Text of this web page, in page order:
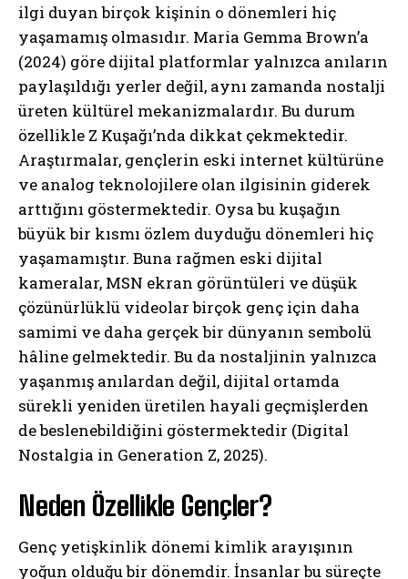
ilgi duyan birçok kişinin o dönemleri hiç
yaşamamış olmasıdır. Maria Gemma Brown’a
(2024) göre dijital platformlar yalnızca anıların
paylaşıldığı yerler değil, aynı zamanda nostalji
üreten kültürel mekanizmalardır. Bu durum
özellikle Z Kuşağı’nda dikkat çekmektedir.
Araştırmalar, gençlerin eski internet kültürüne
ve analog teknolojilere olan ilgisinin giderek
arttığını göstermektedir. Oysa bu kuşağın
büyük bir kısmı özlem duyduğu dönemleri hiç
yaşamamıştır. Buna rağmen eski dijital
kameralar, MSN ekran görüntüleri ve düşük
çözünürlüklü videolar birçok genç için daha
samimi ve daha gerçek bir dünyanın sembolü
hâline gelmektedir. Bu da nostaljinin yalnızca
yaşanmış anılardan değil, dijital ortamda
sürekli yeniden üretilen hayali geçmişlerden
de beslenebildiğini göstermektedir (Digital
Nostalgia in Generation Z, 2025).
Neden Özellikle Gençler?
Genç yetişkinlik dönemi kimlik arayışının
yoğun olduğu bir dönemdir. İnsanlar bu süreçte